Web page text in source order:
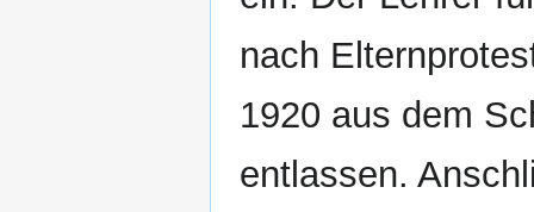
nach
1920 aus dem
entlassen.